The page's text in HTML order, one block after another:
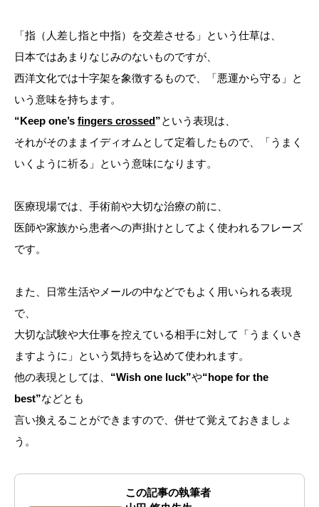
「指（人差し指と中指）を交差させる」という仕草は、
日本ではあまりなじみのないものですが、
西洋文化では十字架を象徴するもので、「悪運から守る」と
いう意味を持ちます。
“Keep one’s fingers crossed”という表現は、
それがそのままイディオムとして定着したもので、「うまく
いくように祈る」という意味になります。
医療現場では、手術前や大切な治療の前に、
医師や家族から患者への声掛けとしてよく使われるフレーズ
です。
また、日常生活やメールの中などでもよく用いられる表現
で、
大切な試験や大仕事を控えている相手に対して「うまくいき
ますように」という気持ちを込めて使われます。
他の表現としては、 “Wish one luck”や“hope for the
best”などとも
言い換えることができますので、併せて覚えておきましょ
う。
この記事の執筆者